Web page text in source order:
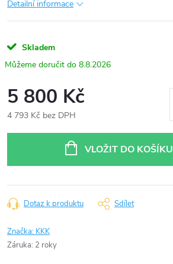
Detailní informace
Skladem
8.8.2026
5 800 Kč
4 793 Kč bez DPH
VLOŽIT DO KOŠÍKU
Dotaz k produktu Sdílet
Značka: KKK
Záruka: 2 roky